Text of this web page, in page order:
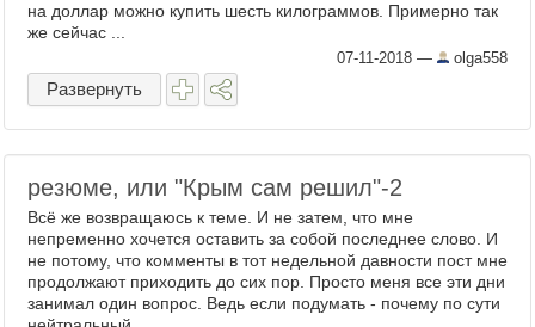
на доллар можно купить шесть килограммов. Примерно так
же сейчас ...
07-11-2018 — olga558
Развернуть
резюме, или "Крым сам решил"-2
Всё же возвращаюсь к теме. И не затем, что мне
непременно хочется оставить за собой последнее слово. И
не потому, что комменты в тот недельной давности пост мне
продолжают приходить до сих пор. Просто меня все эти дни
занимал один вопрос. Ведь если подумать - почему по сути